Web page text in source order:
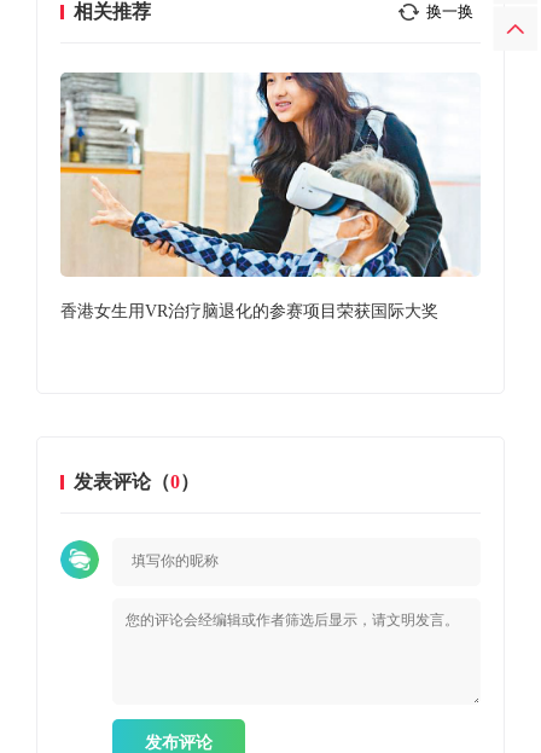
相关推荐 换一换
香港女生用VR治疗脑退化的参赛项目荣获国际大奖
发表评论（0）
发布评论